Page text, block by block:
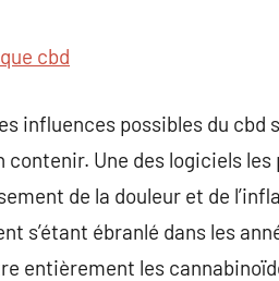
cbd
influences possibles du
contenir. Une des logiciels
de la douleur et de
s’étant ébranlé dans les
entièrement les